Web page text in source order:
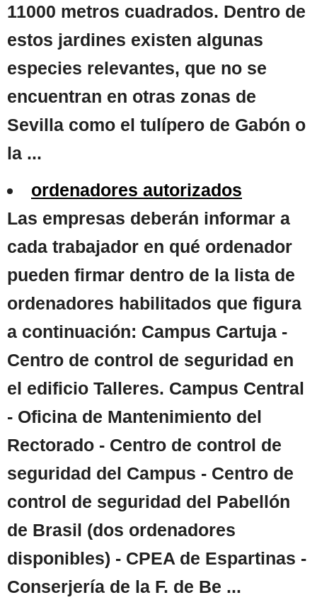
11000 metros cuadrados. Dentro de
estos jardines existen algunas
especies relevantes, que no se
encuentran en otras zonas de
Sevilla como el tulípero de Gabón o
la ...
ordenadores autorizados
Las empresas deberán informar a
cada trabajador en qué ordenador
pueden firmar dentro de la lista de
ordenadores habilitados que figura
a continuación: Campus Cartuja -
Centro de control de seguridad en
el edificio Talleres. Campus Central
- Oficina de Mantenimiento del
Rectorado - Centro de control de
seguridad del Campus - Centro de
control de seguridad del Pabellón
de Brasil (dos ordenadores
disponibles) - CPEA de Espartinas -
Conserjería de la F. de Be ...